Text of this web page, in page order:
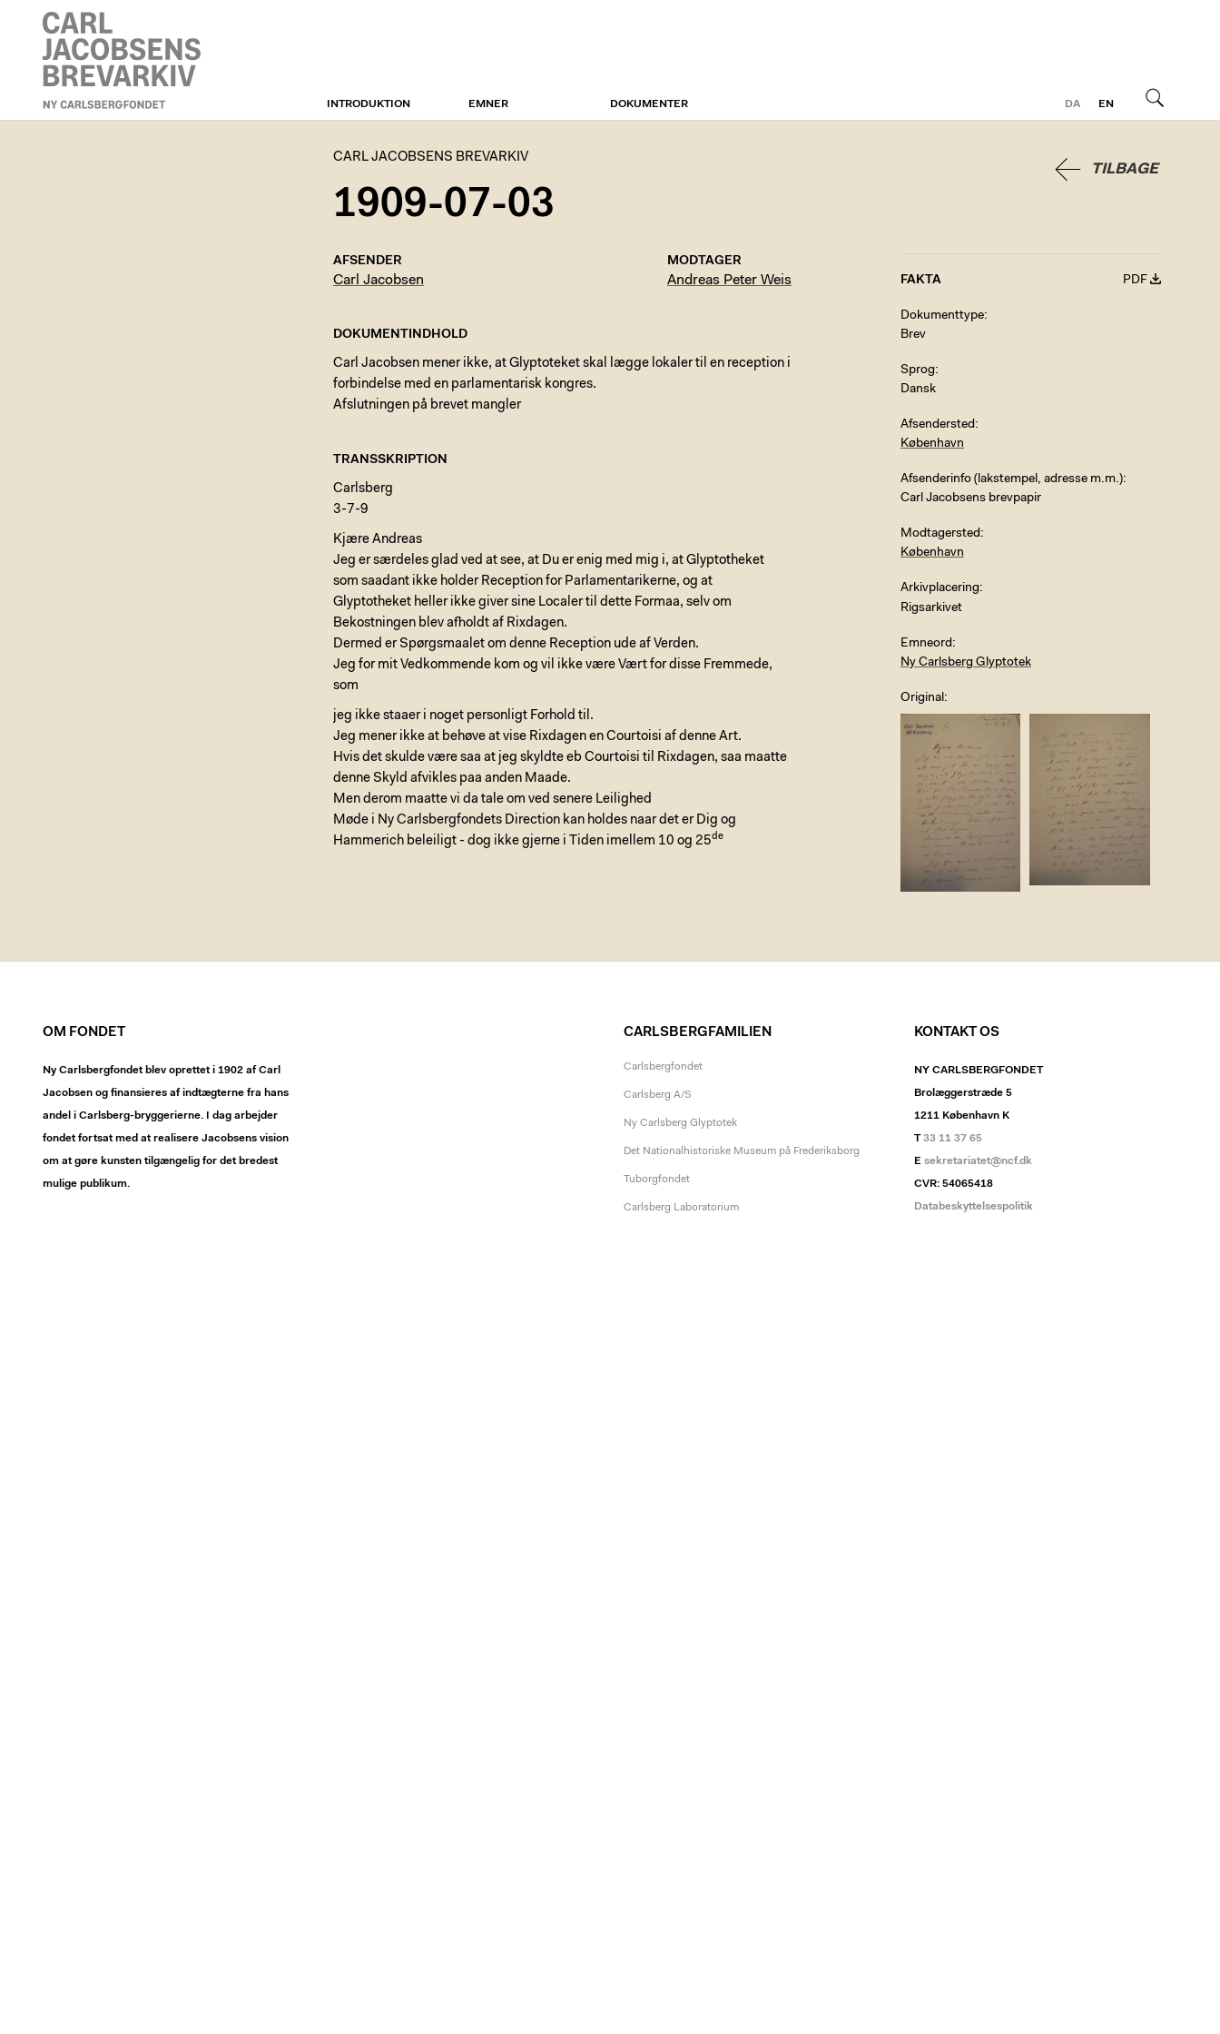
CARL JACOBSENS
DA
EN
INTRODUKTION EMNER DOKUMENTER
TILBAGE
CARL JACOBSENS BREVARKIV
1909-07-03
AFSENDER
Carl Jacobsen
MODTAGER
Andreas Peter Weis
DOKUMENTINDHOLD
Carl Jacobsen mener ikke, at Glyptoteket skal lægge lokaler til en reception i
forbindelse med en parlamentarisk kongres.
Afslutningen på brevet mangler
TRANSSKRIPTION
Carlsberg
3-7-9
Kjære Andreas
Jeg er særdeles glad ved at see, at Du er enig med mig i, at Glyptotheket
som saadant ikke holder Reception for Parlamentarikerne, og at
Glyptotheket heller ikke giver sine Localer til dette Formaa, selv om
Bekostningen blev afholdt af Rixdagen.
Dermed er Spørgsmaalet om denne Reception ude af Verden.
Jeg for mit Vedkommende kom og vil ikke være Vært for disse Fremmede,
som
jeg ikke staaer i noget personligt Forhold til.
Jeg mener ikke at behøve at vise Rixdagen en Courtoisi af denne Art.
Hvis det skulde være saa at jeg skyldte eb Courtoisi til Rixdagen, saa maatte
denne Skyld afvikles paa anden Maade.
Men derom maatte vi da tale om ved senere Leilighed
Møde i Ny Carlsbergfondets Direction kan holdes naar det er Dig og
Hammerich beleiligt - dog ikke gjerne i Tiden imellem 10 og 25de
FAKTA PDF
Dokumenttype
Brev
Sprog
Dansk
Afsendersted
København
Afsenderinfo (lakstempel, adresse m.m.)
Carl Jacobsens brevpapir
Modtagersted
København
Arkivplacering
Rigsarkivet
Emneord
Ny Carlsberg Glyptotek
Original
OM FONDET
Ny Carlsbergfondet blev oprettet i 1902 af Carl
Jacobsen og finansieres af indtægterne fra hans
andel i Carlsberg-bryggerierne. I dag arbejder
fondet fortsat med at realisere Jacobsens vision
om at gøre kunsten tilgængelig for det bredest
mulige publikum.
CARLSBERGFAMILIEN
Carlsbergfondet
Carlsberg A/S
Ny Carlsberg Glyptotek
Det Nationalhistoriske Museum på Frederiksborg
Tuborgfondet
Carlsberg Laboratorium
KONTAKT OS
NY CARLSBERGFONDET
Brolæggerstræde 5
1211 København K
T33 11 37 65
E sekretariatet@ncf.dk
CVR: 54065418
Databeskyttelsespolitik